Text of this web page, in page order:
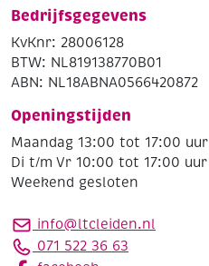
Bedrijfsgegevens
KvKnr: 28006128
BTW: NL819138770B01
ABN: NL18ABNA0566420872
Openingstijden
Maandag 13:00 tot 17:00 uur
Di t/m Vr 10:00 tot 17:00 uur
Weekend gesloten
info@ltcleiden.nl
071 522 36 63